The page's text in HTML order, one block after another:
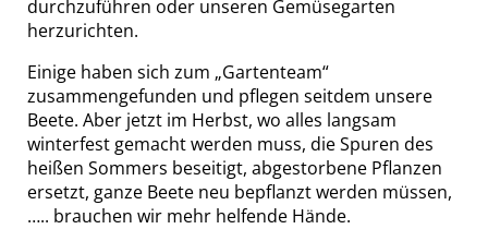
durchzuführen oder unseren Gemüsegarten
herzurichten.
Einige haben sich zum „Gartenteam“
zusammengefunden und pflegen seitdem unsere
Beete. Aber jetzt im Herbst, wo alles langsam
winterfest gemacht werden muss, die Spuren des
heißen Sommers beseitigt, abgestorbene Pflanzen
ersetzt, ganze Beete neu bepflanzt werden müssen,
….. brauchen wir mehr helfende Hände.